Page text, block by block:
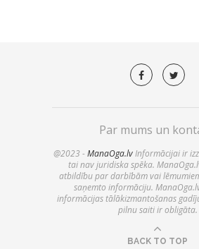
Par mums un
@2023 - ManaOga.lvInformācijai ir
tai nav juridiska spēka.
atbildību par darbībām vai
saņemto informāciju.
informācijas tālākizmantošanas
pilnu saiti ir obligāta.
BACK TO TOP